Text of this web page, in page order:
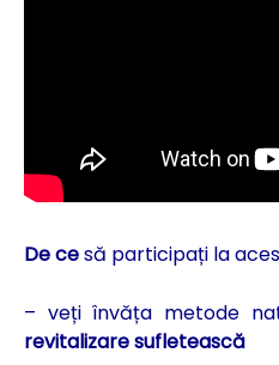
De cesă participați la
– veți învăța metode
revitalizare sufletească